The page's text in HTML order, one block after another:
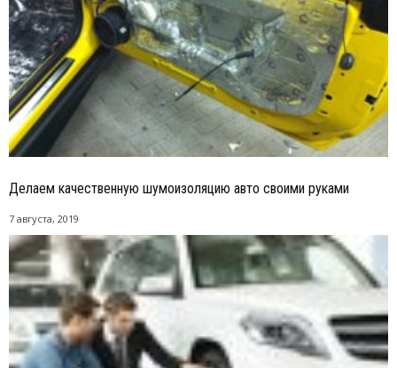
Делаем качественную шумоизоляцию авто своими руками
7 августа, 2019